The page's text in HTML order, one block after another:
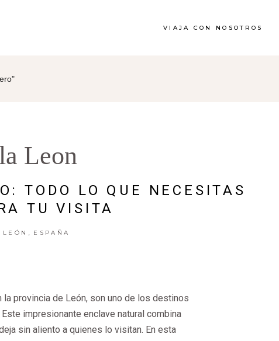
VIAJA CON NOSOTROS
Leon
TODO LO QUE NECESITAS
TU VISITA
ESPAÑA
la provincia de León, son uno de los destinos
impresionante enclave natural combina
sin aliento a quienes lo visitan. En esta